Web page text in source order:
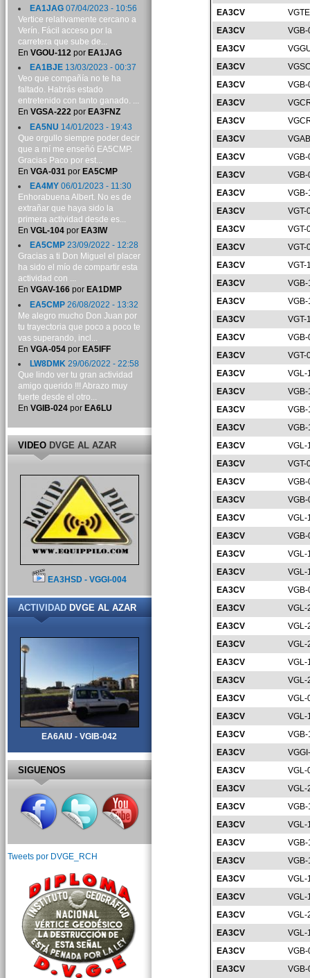
EA3CV
EA3CV
EA3CV
EA3CV
EA3CV
EA3CV
EA3CV
EA3CV
EA3CV
EA3CV
EA3CV
VGB-
EA3CV
VGT-
EA3CV
VGT-
EA3CV
VGT-
EA3CV
VGT-
EA3CV
EA3CV
EA3CV
VGT-
EA3CV
EA3CV
VGT-
EA3CV
VGL-
EA3CV
EA3CV
EA3CV
EA3CV
VGL-
EA3CV
VGT-
EA3CV
EA3CV
EA3CV
VGL-
EA3CV
EA3CV
VGL-
EA3CV
VGL-
EA3CV
EA3CV
VGL-
EA3CV
VGL-
EA3CV
VGL-
EA3CV
VGL-
EA3CV
VGL-
EA3CV
VGL-
EA3CV
VGL-
EA3CV
EA3CV
EA3CV
VGL-
EA3CV
VGL-
EA3CV
EA3CV
VGL-
EA3CV
EA3CV
EA3CV
VGL-
EA3CV
VGL-
EA3CV
VGL-
EA3CV
VGL-
EA3CV
EA3CV
EA1JAG07/04/2023 - 10:56
Vertice relativamente cercano a
Verín. Fácil acceso por la
carretera que sube de...
En VGOU-112por EA1JAG
EA1BJE13/03/2023 - 00:37
Veo que compañía no te ha
faltado. Habrás estado
entretenido con tanto ganado. ...
En VGSA-222por EA3FNZ
EA5NU 14/01/2023 - 19:43
Que orgullo siempre poder decir
que a mí me enseñó EA5CMP.
Gracias Paco por est...
En VGA-031 por EA5CMP
EA4MY06/01/2023 - 11:30
Enhorabuena Albert. No es de
extrañar que haya sido la
primera actividad desde es...
En VGL-104por EA3IW
EA5CMP23/09/2022 - 12:28
Gracias a ti Don Miguel el placer
ha sido el mío de compartir esta
actividad con ...
En VGAV-166por EA1DMP
EA5CMP26/08/2022 - 13:32
Me alegro mucho Don Juan por
tu trayectoria que poco a poco te
vas superando, incl...
En VGA-054por EA5IFF
LW8DMK29/06/2022 - 22:58
Que lindo ver tu gran actividad
amigo querido !!! Abrazo muy
fuerte desde el otro...
En VGIB-024por EA6LU
VIDEODVGE AL AZAR
EA3HSD - VGGI-004
ACTIVIDADDVGE AL AZAR
EA6AIU - VGIB-042
SIGUENOS
Tweets por DVGE_RCH